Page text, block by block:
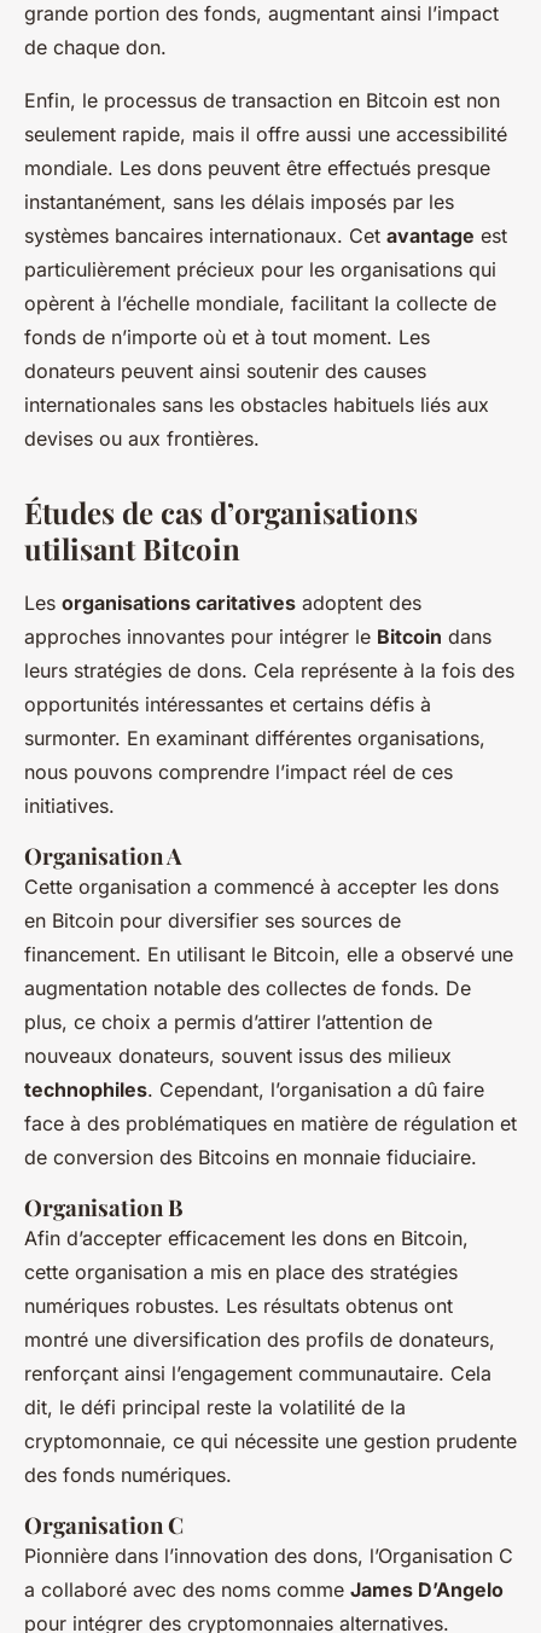
grande portion des fonds, augmentant ainsi l’impact
de chaque don.
Enfin, le processus de transaction en Bitcoin est non
seulement rapide, mais il offre aussi une accessibilité
mondiale. Les dons peuvent être effectués presque
instantanément, sans les délais imposés par les
systèmes bancaires internationaux. Cet avantage est
particulièrement précieux pour les organisations qui
opèrent à l’échelle mondiale, facilitant la collecte de
fonds de n’importe où et à tout moment. Les
donateurs peuvent ainsi soutenir des causes
internationales sans les obstacles habituels liés aux
devises ou aux frontières.
Études de cas d’organisations
utilisant Bitcoin
Les organisations caritatives adoptent des
approches innovantes pour intégrer le Bitcoin dans
leurs stratégies de dons. Cela représente à la fois des
opportunités intéressantes et certains défis à
surmonter. En examinant différentes organisations,
nous pouvons comprendre l’impact réel de ces
initiatives.
Organisation A
Cette organisation a commencé à accepter les dons
en Bitcoin pour diversifier ses sources de
financement. En utilisant le Bitcoin, elle a observé une
augmentation notable des collectes de fonds. De
plus, ce choix a permis d’attirer l’attention de
nouveaux donateurs, souvent issus des milieux
technophiles. Cependant, l’organisation a dû faire
face à des problématiques en matière de régulation et
de conversion des Bitcoins en monnaie fiduciaire.
Organisation B
Afin d’accepter efficacement les dons en Bitcoin,
cette organisation a mis en place des stratégies
numériques robustes. Les résultats obtenus ont
montré une diversification des profils de donateurs,
renforçant ainsi l’engagement communautaire. Cela
dit, le défi principal reste la volatilité de la
cryptomonnaie, ce qui nécessite une gestion prudente
des fonds numériques.
Organisation C
Pionnière dans l’innovation des dons, l’Organisation C
a collaboré avec des noms comme James D’Angelo
pour intégrer des cryptomonnaies alternatives.